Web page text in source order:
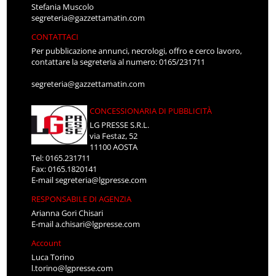
Stefania Muscolo
segreteria@gazzettamatin.com
CONTATTACI
Per pubblicazione annunci, necrologi, offro e cerco lavoro,
contattare la segreteria al numero: 0165/231711
segreteria@gazzettamatin.com
CONCESSIONARIA DI PUBBLICITÀ
LG PRESSE S.R.L.
via Festaz, 52
11100 AOSTA
Tel: 0165.231711
Fax: 0165.1820141
E-mailsegreteria@lgpresse.com
RESPONSABILE DI AGENZIA
Arianna Gori Chisari
E-maila.chisari@lgpresse.com
Account
Luca Torino
l.torino@lgpresse.com